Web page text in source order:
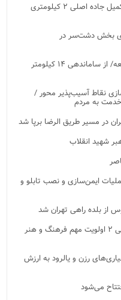
پایان پروژه نیمه‌تمام ۱۵ ساله پارک و تکمیل جاده اصلی ۲ کیلومتری
آمل از ۱۴ روستای بخش دشت‌سر در
چالوس آماده جهشی تازه در مسیر توسعه/ از ساماندهی ۱۴ کیلومتر
نقاط آسیب‌پذیر محور /
خدمت به مردم
شهید انقلاب
ایمن‌سازی و نصب تابلو و
توسعه باغ هنر و برگزاری رویدادهای ملی ۲ اولویت مهم فرهنگ و هنر
رزن و یالرود به ارزش
می‌شود